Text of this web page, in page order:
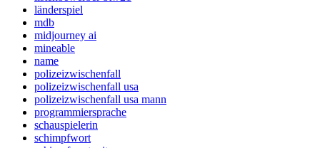
länderspiel
mdb
midjourney ai
mineable
name
polizeizwischenfall
polizeizwischenfall usa
polizeizwischenfall usa mann
programmiersprache
schauspielerin
schimpfwort